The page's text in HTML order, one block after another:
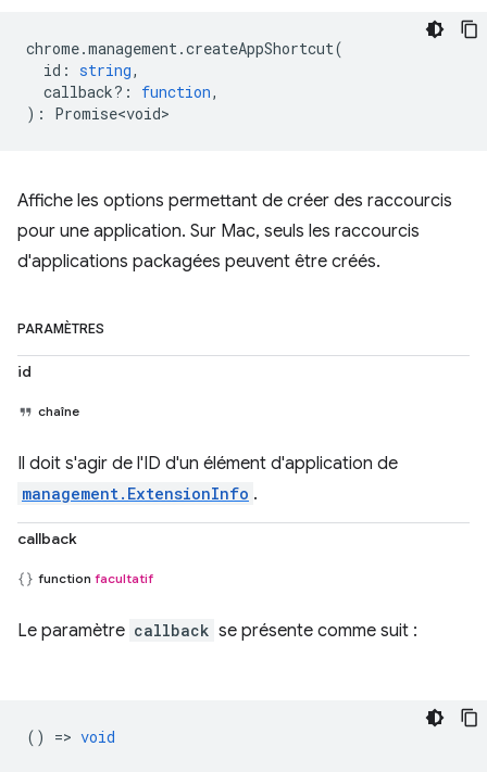
chrome.management.createAppShortcut(
id : string,
callback? : function,
) : Promise<void>
Affiche les options permettant de créer des raccourcis
pour une application. Sur Mac, seuls les raccourcis
d'applications packagées peuvent être créés.
PARAMÈTRES
id
chaîne
Il doit s'agir de l'ID d'un élément d'application de
management.ExtensionInfo .
callback
function facultatif
Le paramètre callback se présente comme suit :
() => void